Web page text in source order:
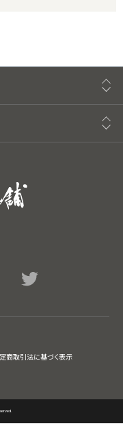
商取引法に基づく表示